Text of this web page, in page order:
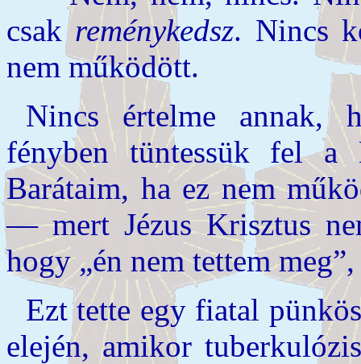
csak reménykedsz. Nincs
nem működött.
Nincs értelme annak,
fényben tüntessük fel a
Barátaim, ha ez nem
— mert Jézus Krisztus
hogy „én nem tettem
Ezt tette egy fiatal
elején, amikor